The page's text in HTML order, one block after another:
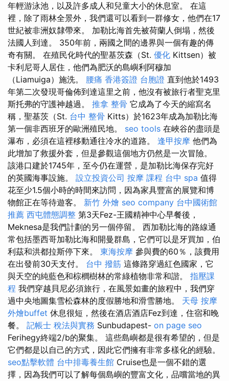
年輕游泳池，以及許多成人和兒童大小的休息室。 在這
裡，除了雨林全景外，我們還可以看到一群修女，他們在17
世紀被非洲奴隸帶來。 加勒比海首先被荷蘭人倒塌，然後
法國人到達。 350年前，兩國之間的邊界與一個有趣的傳
奇有關。 在殖民化時代的聖基茨森（St. 優化 Kittsen）被
卡利尼哥人居住，他們為肥沃的島嶼利阿穆加
（Liamuiga）施洗。 腰痛 香港簽證 台胞證 直到他於1493
年第二次發現哥倫佈到達這里之前，他沒有被旅行者聖克里
斯托弗的守護神越過。 推拿 整骨 它成為了今天的縮寫名
稱，聖基茨（St. 台中 整骨 Kitts）於1623年成為加勒比海
第一個非西班牙的歐洲殖民地。 seo tools 在峽谷的盡頭是
瀑布，必須在這裡移動通往冷水的道路。 逢甲按摩 他們為
此增加了救援外套，但是參觀這個地方仍然是一次冒險。
該港口建於1745年，至今仍在運營，是加勒比海保存完好
的英國海事設施。 設立投資公司 按摩 課程 台中 spa 值得
花至少1.5個小時的時間來訪問，因為家具豐富的展覽和博
物館正在等待遊客。 新竹 外燴 seo company 台中國術館
推薦 西屯體態調整 第3天Fez-王國精神中心早餐後，
Meknesa是我們計劃的另一個停留。 西加勒比海的路線通
常包括墨西哥加勒比海和開曼群島，它們可以是牙買加，伯
利茲和洪都拉斯停下來。 東海按摩 參與費的60％，該費用
在出發前30天支付。 台中 撥筋 這條路穿過紅色國家，它
與天空的純藍色和棕櫚樹林的常綠植物非常和諧。 指壓課
程 我們穿越貝尼必須旅行，在風景如畫的旅程中，我們穿
過中央地圖集雪松森林的度假勝地和滑雪勝地。 天母 按摩
外燴buffet 休息很短，然後在酒店酒店Fez到達，住宿和晚
餐。 記帳士 稅法與實務 Sunbudapest- on page seo
Ferihegy終端2/b的聚集。 這些島嶼都是很有希望的，但是
它們都是以自己的方式，因此它們擁有非常多樣化的經驗。
seo點擊軟體 台中排毒養生館 Cruise也是一個不錯的選
擇，因為我們可以了解每個島嶼的豐富文化，品嚐當地的異